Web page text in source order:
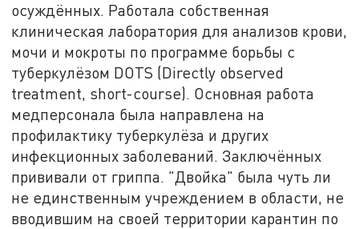
осуждённых. Работала собственная
клиническая лаборатория для анализов крови,
мочи и мокроты по программе борьбы с
туберкулёзом DOTS (Directly observed
treatment, short-course). Основная работа
медперсонала была направлена на
профилактику туберкулёза и других
инфекционных заболеваний. Заключённых
прививали от гриппа. "Двойка" была чуть ли
не единственным учреждением в области, не
вводившим на своей территории карантин по